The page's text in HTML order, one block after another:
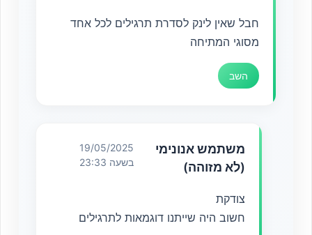
חבל שאין לינק לסדרת תרגילים לכל אחד
מסוגי המתיחה
השב
משתמש אנונימי
(לא מזוהה)
19/05/2025
בשעה 23:33
צודקת
חשוב היה שייתנו דוגמאות לתרגילים